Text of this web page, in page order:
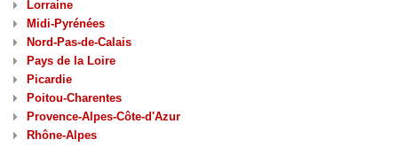
Lorraine
Midi-Pyrénées
Nord-Pas-de-Calais
Pays de la Loire
Picardie
Poitou-Charentes
Provence-Alpes-Côte-d'Azur
Rhône-Alpes